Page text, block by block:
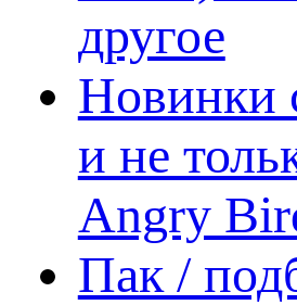
другое
Новинки
и не
Angry
Пак /